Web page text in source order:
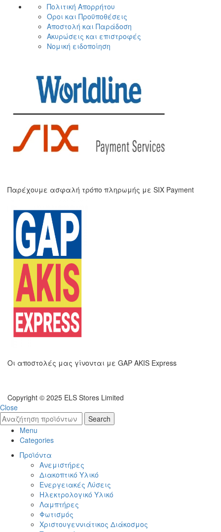
Πολιτική Απορρήτου
Οροι και Προϋποθέσεις
Αποστολή και Παράδοση
Ακυρώσεις και επιστροφές
Νομική ειδοποίηση
Παρέχουμε ασφαλή τρόπο πληρωμής με SIX Payment
Οι αποστολές μας γίνονται με GAP AKIS Express
Copyright © 2025 ELS Stores Limited
Close
Search
Menu
Categories
Προϊόντα
Ανεμιστήρες
Διακοπτικό Υλικό
Ενεργειακές Λύσεις
Ηλεκτρολογικό Υλικό
Λαμπτήρες
Φωτισμός
Χριστουγεννιάτικος Διάκοσμος